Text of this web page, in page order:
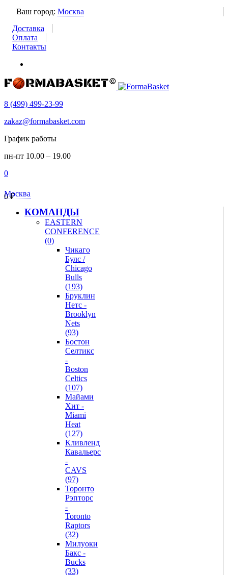
Ваш город: Москва
Доставка
Оплата
Контакты
8 (499) 499-23-99
zakaz@formabasket.com
График работы
пн-пт 10.00 – 19.00
0
0₽
Москва
КОМАНДЫ
EASTERN
CONFERENCE
(0)
Чикаго
Булс /
Chicago
Bulls
(193)
Бруклин
Нетс -
Brooklyn
Nets
(93)
Бостон
Селтикс
-
Boston
Celtics
(107)
Майами
Хит -
Miami
Heat
(127)
Кливленд
Кавальерс
-
CAVS
(97)
Торонто
Рэпторс
-
Toronto
Raptors
(32)
Милуоки
Бакс -
Bucks
(33)